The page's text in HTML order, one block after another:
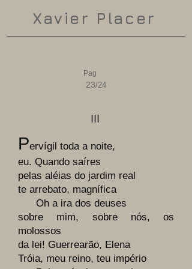
Xavier Placer
III
Pervígil toda a noite,
eu. Quando saíres
pelas aléias do jardim real
te arrebato, magnífica
Oh a ira dos deuses
sobre mim, sobre nós, os
molossos
da lei! Guerrearão, Elena
Tróia, meu reino, teu império
Pag
23/24